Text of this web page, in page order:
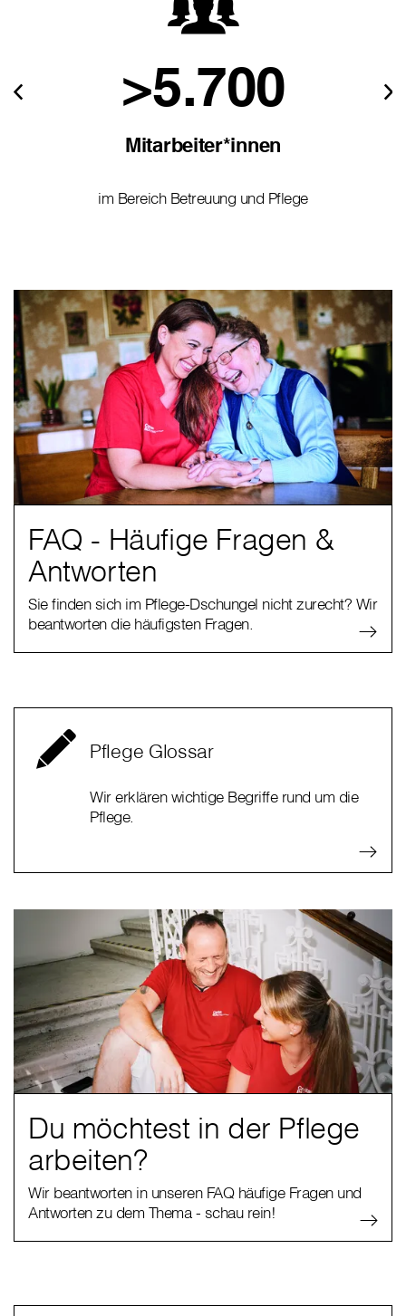
>5.700
Mitarbeiter*innen
im Bereich Betreuung und Pflege
FAQ - Häufige Fragen &
Antworten
Sie finden sich im Pflege-Dschungel nicht zurecht? Wir
beantworten die häufigsten Fragen.
Pflege Glossar
Wir erklären wichtige Begriffe rund um die
Pflege.
Du möchtest in der Pflege
arbeiten?
Wir beantworten in unseren FAQ häufige Fragen und
Antworten zu dem Thema - schau rein!